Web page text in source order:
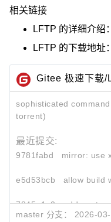
相关链接
LFTP 的详细介绍
LFTP 的下载地址
Gitee 极速下载/
sophisticated
torrent)
最近提交:
9781fabd
mirror: use
e5d53bcb
allow build
7845a1c0
add pget --
master 分支： 2026-